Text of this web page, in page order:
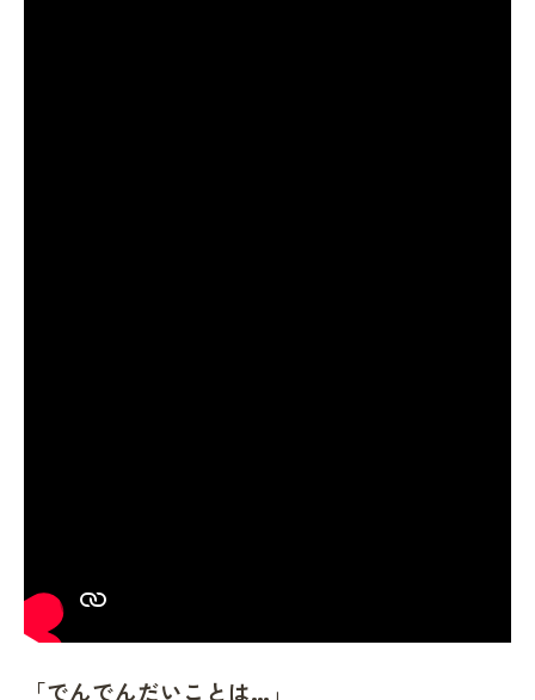
「でんでんだいことは…」